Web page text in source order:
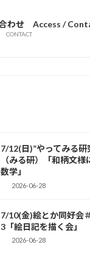
合わせ Access /
CONTACT
7/12(日)”やってみる研
（みる研）「和柄文様
数学」
2026-06-28
7/10(金)絵とか同好会
3「絵日記を描く会」
2026-06-28